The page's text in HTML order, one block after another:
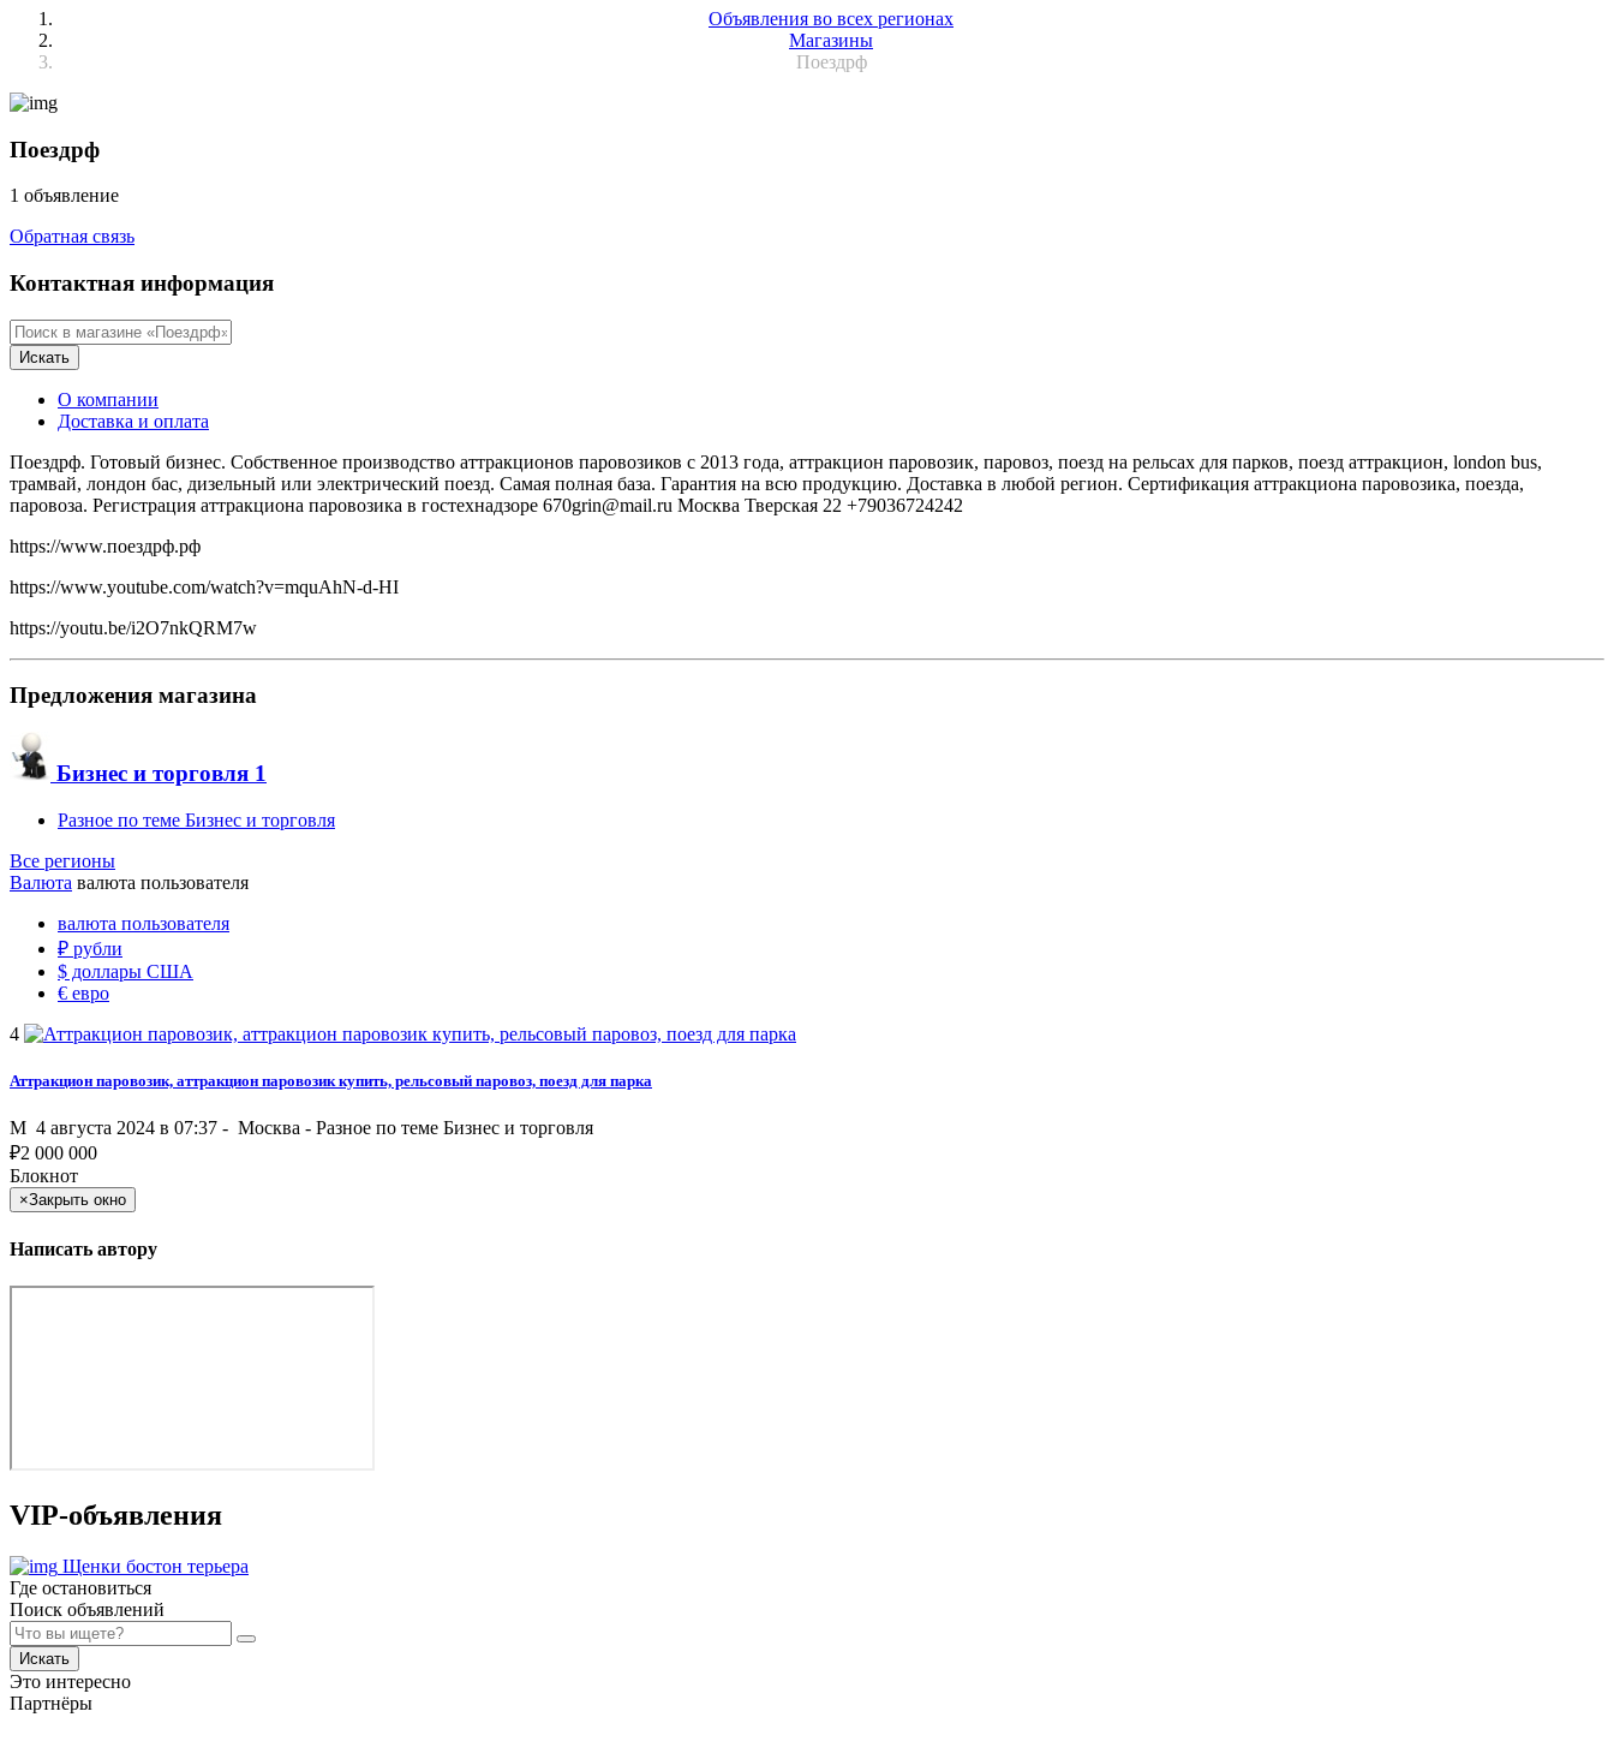
Объявления во всех регионах
Магазины
Поездрф
Поездрф
1 объявление
Обратная связь
Контактная информация
Искать
О компании
Доставка и оплата
Поездрф. Готовый бизнес. Собственное производство аттракционов паровозиков с 2013 года, аттракцион паровозик, паровоз, поезд на рельсах для парков, поезд аттракцион, london bus,
трамвай, лондон бас, дизельный или электрический поезд. Самая полная база. Гарантия на всю продукцию. Доставка в любой регион. Сертификация аттракциона паровозика, поезда,
паровоза. Регистрация аттракциона паровозика в гостехнадзоре 670grin@mail.ru Москва Тверская 22 +79036724242
https://www.поездрф.рф
https://www.youtube.com/watch?v=mquAhN-d-HI
https://youtu.be/i2O7nkQRM7w
Предложения магазина
Бизнес и торговля 1
Разное по теме Бизнес и торговля
Все регионы
Валюта валюта пользователя
валюта пользователя
₽ рубли
$ доллары США
€ евро
4
Аттракцион паровозик, аттракцион паровозик купить, рельсовый паровоз, поезд для парка
M 4 августа 2024 в 07:37 - Москва - Разное по теме Бизнес и торговля
₽2 000 000
Блокнот
×Закрыть окно
Написать автору
VIP-объявления
Щенки бостон терьера
Где остановиться
Поиск объявлений
Искать
Это интересно
Партнёры